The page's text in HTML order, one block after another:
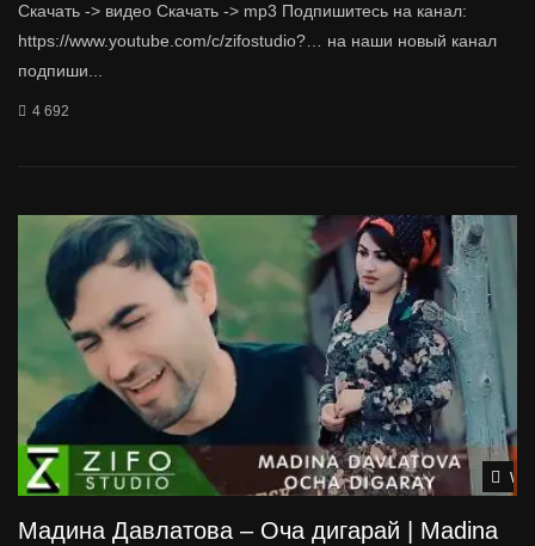
Скачать -> видео Скачать -> mp3 Подпишитесь на канал:
https://www.youtube.com/c/zifostudio?… на наши новый канал
подпиши...
4 692
Мадина Давлатова – Оча дигарай | Madina